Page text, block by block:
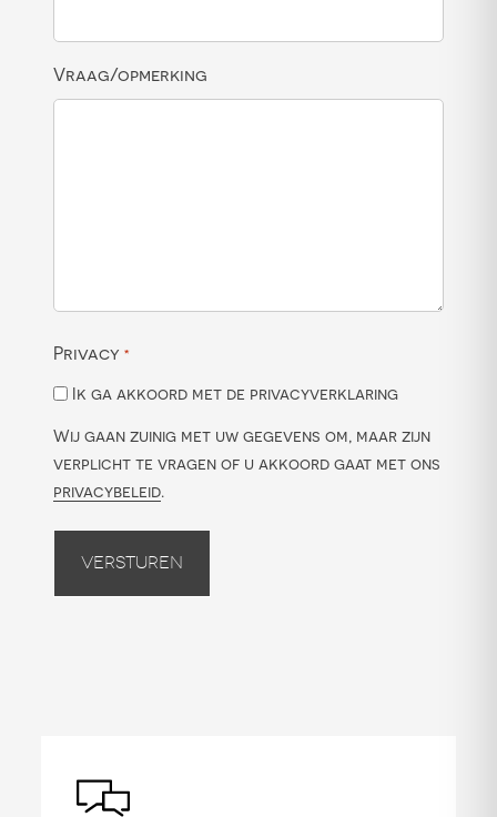
Vraag/opmerking
Privacy *
Ik ga akkoord met de privacyverklaring
Wij gaan zuinig met uw gegevens om, maar zijn
verplicht te vragen of u akkoord gaat met ons
privacybeleid.
Versturen